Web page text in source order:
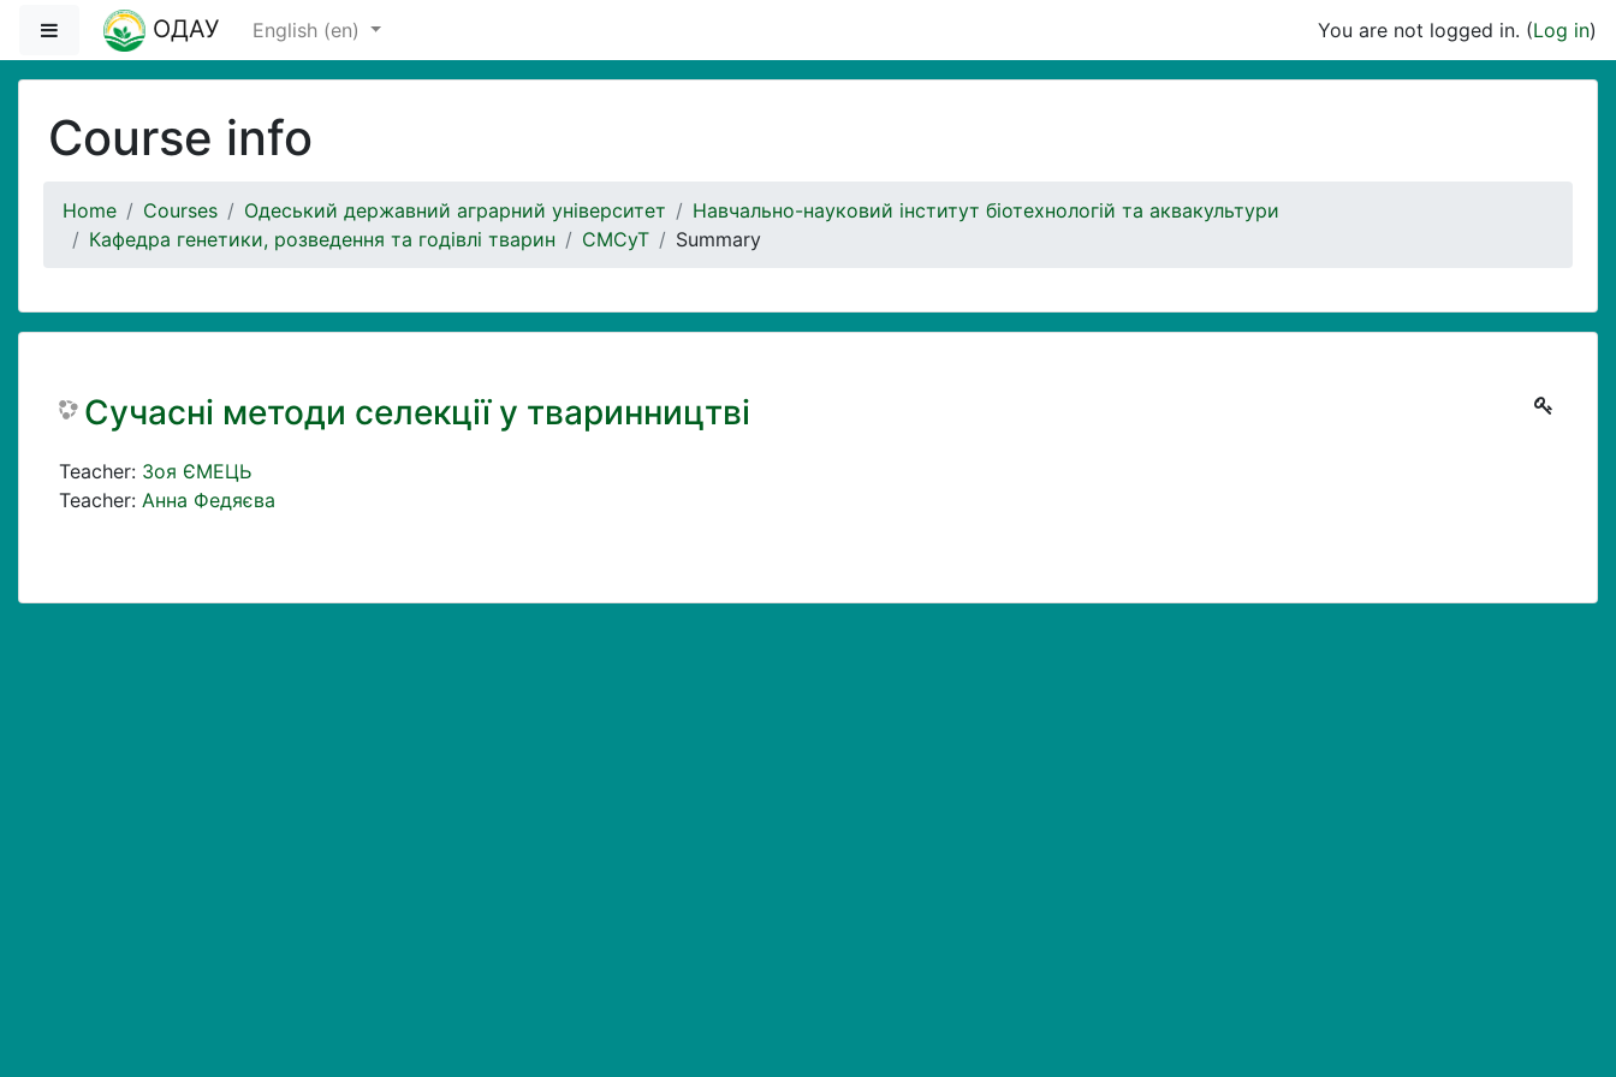
Skip to main content
Side panel ОДАУ English ‎(en)‎ You are not logged in. (Log in)
Course info
Home Courses Одеський державний аграрний університет
Навчально-науковий інститут біотехнологій та аквакультури
Кафедра генетики, розведення та годівлі тварин
СМСуТ Summary
Сучасні методи селекції у тваринництві
Teacher: Зоя ЄМЕЦЬ
Teacher: Анна Федяєва